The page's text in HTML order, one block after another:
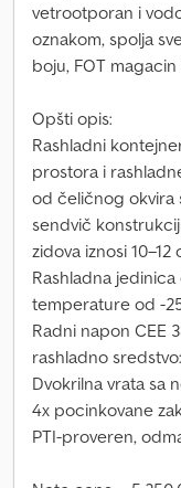
vetrootporan i
oznakom, spolja
boju, FOT
Opšti opis:
Rashladni
prostora i
od čeličnog okvira
sendvič
zidova iznosi 10–12
Rashladna
temperature od -
Radni napon CEE
rashladno
Dvokrilna vrata sa
4x pocinkovane
PTI-proveren,